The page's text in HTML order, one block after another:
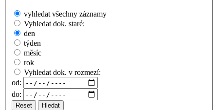
vyhledat všechny záznamy
Vyhledat dok. staré:
den
týden
měsíc
rok
Vyhledat dok. v rozmezí:
od:
do:
Reset Hledat